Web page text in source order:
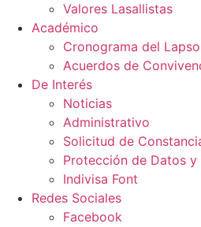
Valores Lasallistas
Académico
Cronograma del Lapso
Acuerdos de
De Interés
Noticias
Administrativo
Solicitud de
Protección de Datos
Indivisa Font
Redes Sociales
Facebook